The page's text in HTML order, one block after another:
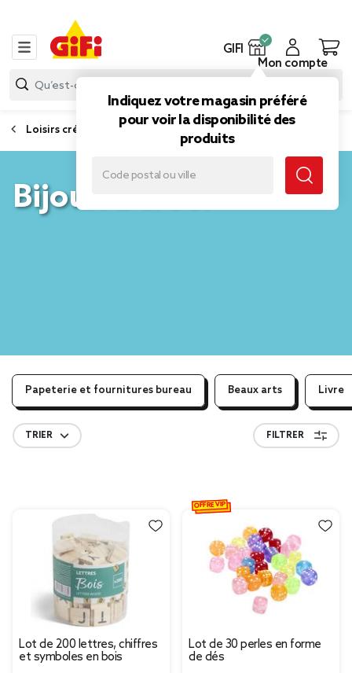
GIFI
Indiquez votre magasin préféré
pour voir la disponibilité des
produits
Mon compte
Loisirs créatifs, papeterie et librairie
Bijoux à créer
Papeterie et fournitures bureau Beaux arts Livre
TRIER FILTRER
Lot de 200 lettres, chiffres
et symboles en bois
Lot de 30 perles en forme
de dés
OFFRE VIP